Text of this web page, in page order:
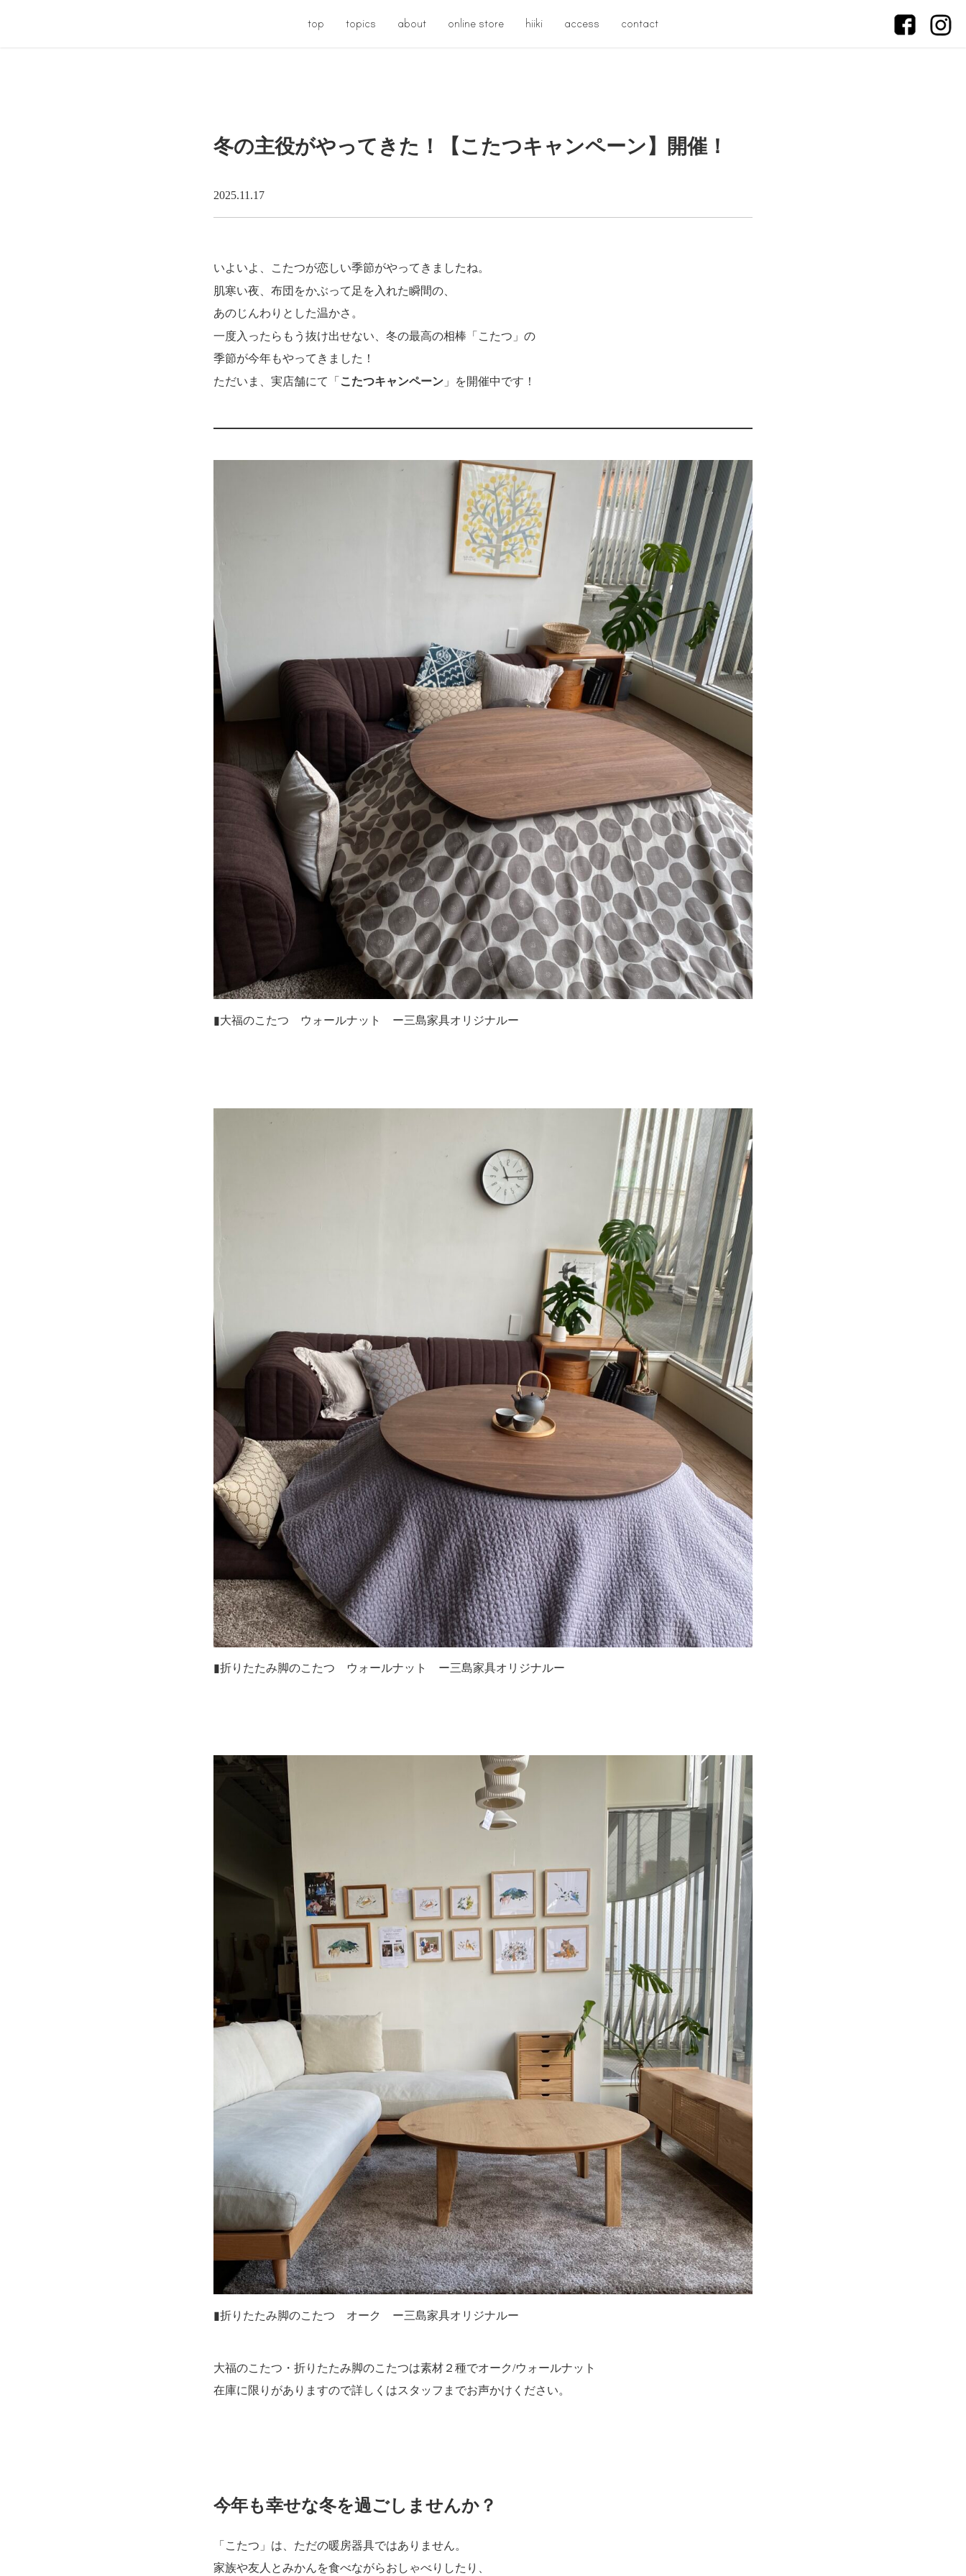
top topics about online store hiiki access contact
冬の主役がやってきた！【こたつキャンペーン】開催！
2025.11.17
いよいよ、こたつが恋しい季節がやってきましたね。
肌寒い夜、布団をかぶって足を入れた瞬間の、
あのじんわりとした温かさ。
一度入ったらもう抜け出せない、冬の最高の相棒「こたつ」の
季節が今年もやってきました！
ただいま、実店舗にて「 こたつキャンペーン 」を開催中です！
▮大福のこたつ ウォールナット ー三島家具オリジナルー
▮折りたたみ脚のこたつ ウォールナット ー三島家具オリジナルー
▮折りたたみ脚のこたつ オーク ー三島家具オリジナルー
大福のこたつ・折りたたみ脚のこたつは素材２種でオーク/ウォールナット
在庫に限りがありますので詳しくはスタッフまでお声かけください。
今年も幸せな冬を過ごしませんか？
「こたつ」は、ただの暖房器具ではありません。
家族や友人とみかんを食べながらおしゃべりしたり、